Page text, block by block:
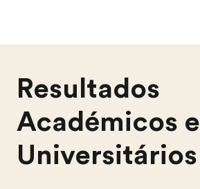
Resultados
Académicos e
Universitários